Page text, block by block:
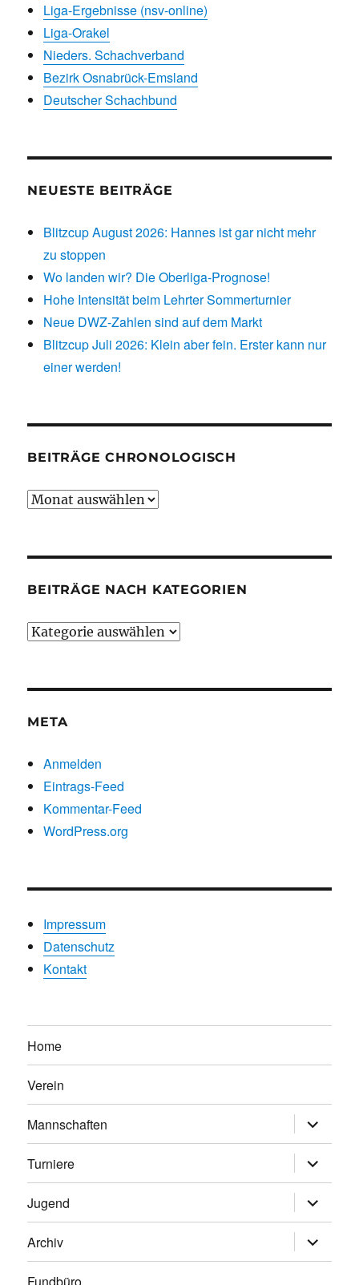
Liga-Ergebnisse (nsv-online)
Liga-Orakel
Nieders. Schachverband
Bezirk Osnabrück-Emsland
Deutscher Schachbund
NEUESTE BEITRÄGE
Blitzcup August 2026: Hannes ist gar nicht mehr
zu stoppen
Wo landen wir? Die Oberliga-Prognose!
Hohe Intensität beim Lehrter Sommerturnier
Neue DWZ-Zahlen sind auf dem Markt
Blitzcup Juli 2026: Klein aber fein. Erster kann nur
einer werden!
BEITRÄGE CHRONOLOGISCH
Beiträge
BEITRÄGE NACH KATEGORIEN
Beiträge
META
Anmelden
Eintrags-Feed
Kommentar-Feed
WordPress.org
Impressum
Datenschutz
Kontakt
Home
Verein
Mannschaften
anzeigen
Turniere
anzeigen
Jugend
anzeigen
Archiv
anzeigen
Fundbüro